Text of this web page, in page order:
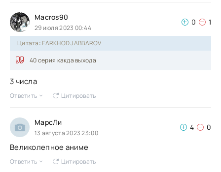
Macros90
29 июля 2023 00:44
0 1
Цитата: FARKHOD JABBAROV
40 серия какда выхода
3 числа
Ответить Цитировать
МарсЛи
13 августа 2023 23:00
4 0
Великолепное аниме
Ответить Цитировать